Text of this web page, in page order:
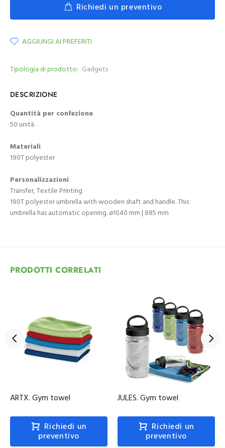
Richiedi un preventivo
AGGIUNGI AI PREFERITI
Tipologia di prodotto: Gadgets
DESCRIZIONE
Quantità per confezione
50 unità.
Materiali
190T polyester
Personalizzazioni
Transfer, Textile Printing
190T polyester umbrella with wooden shaft and handle. This
umbrella has automatic opening. ø1040 mm | 885 mm
PRODOTTI CORRELATI
ARTX. Gym towel
Richiedi un
preventivo
JULES. Gym towel
Richiedi un
preventivo